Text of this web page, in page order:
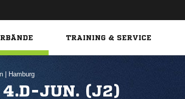
TRAINING & SERVICE
Hamburg
4.D-JUN. (J2)